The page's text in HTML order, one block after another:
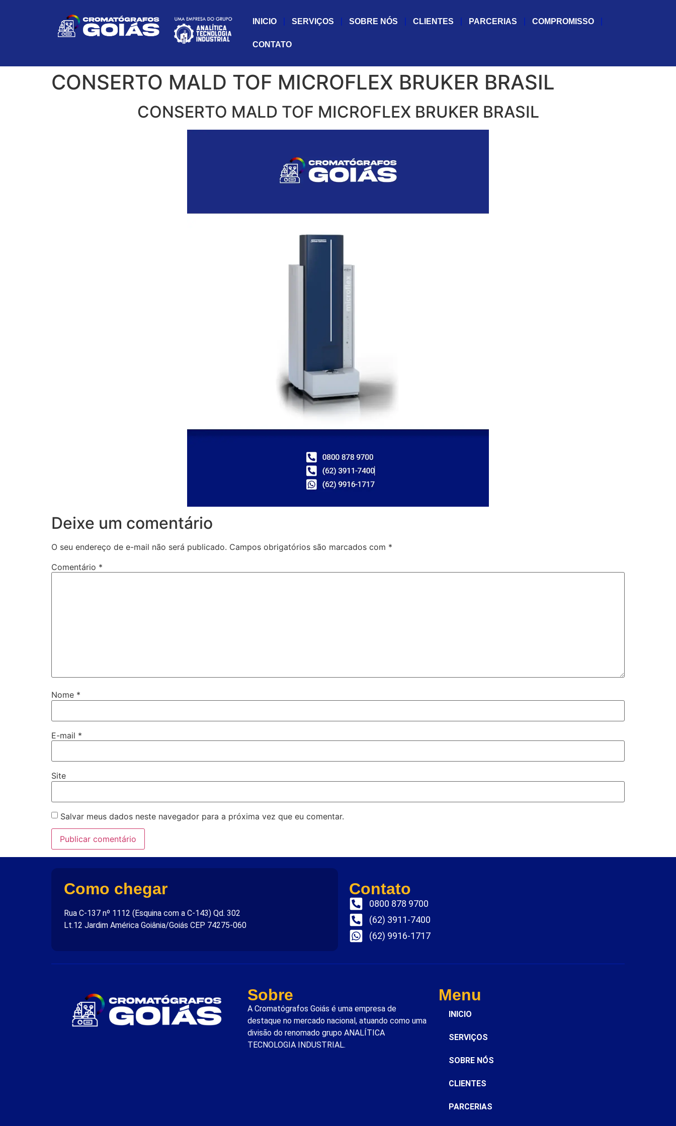
INICIO SERVIÇOS SOBRE NÓS CLIENTES PARCERIAS COMPROMISSO
CONTATO
CONSERTO MALD TOF MICROFLEX BRUKER BRASIL
CONSERTO MALD TOF MICROFLEX BRUKER BRASIL
Deixe um comentário
O seu endereço de e-mail não será publicado. Campos obrigatórios são marcados com *
Comentário *
Nome *
E-mail *
Site
Salvar meus dados neste navegador para a próxima vez que eu comentar.
Como chegar
Rua C-137 nº 1112 (Esquina com a C-143) Qd. 302
Lt.12 Jardim América Goiânia/Goiás CEP 74275-060
Contato
0800 878 9700
(62) 3911-7400
(62) 9916-1717
Sobre
A Cromatógrafos Goiás é uma empresa de
destaque no mercado nacional, atuando como uma
divisão do renomado grupo ANALÍTICA
TECNOLOGIA INDUSTRIAL.
Menu
INICIO
SERVIÇOS
SOBRE NÓS
CLIENTES
PARCERIAS